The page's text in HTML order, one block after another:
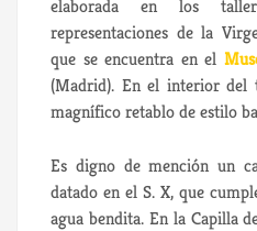
elaborada en los
representaciones de la
que se encuentra en el
(Madrid). En el interior del
magnífico retablo de estilo
Es digno de mención un
datado en el S. X, que
agua bendita. En la Capilla